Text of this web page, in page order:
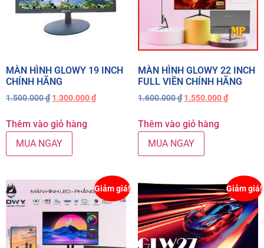
MÀN HÌNH GLOWY 19 INCH
CHÍNH HÃNG
1.500.000₫ 1.300.000₫
Thêm vào giỏ hàng
MUA NGAY
MÀN HÌNH GLOWY 22 INCH
FULL VIỀN CHÍNH HÃNG
1.600.000₫ 1.550.000₫
Thêm vào giỏ hàng
MUA NGAY
Giảm giá! Giảm giá!